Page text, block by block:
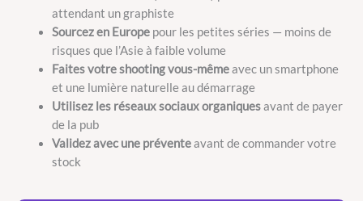
attendant un graphiste
Sourcez en Europepour les petites séries — moins de
risques que l’Asie à faible volume
Faites votre shooting vous-mêmeavec un smartphone
et une lumière naturelle au démarrage
Utilisez les réseaux sociaux organiquesavant de payer
de la pub
Validez avec une préventeavant de commander votre
stock